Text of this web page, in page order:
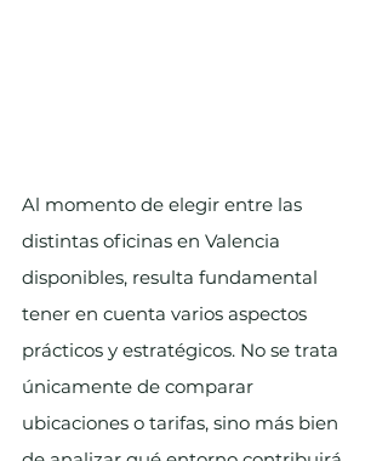
Al momento de elegir entre las
distintas oficinas en Valencia
disponibles, resulta fundamental
tener en cuenta varios aspectos
prácticos y estratégicos. No se trata
únicamente de comparar
ubicaciones o tarifas, sino más bien